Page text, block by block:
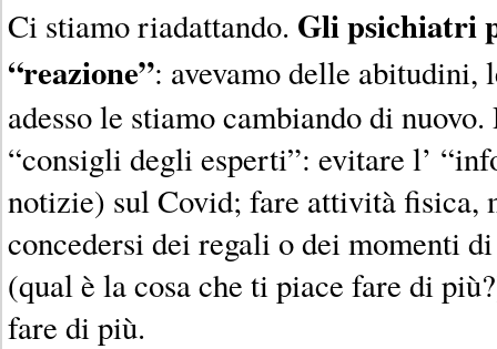
Ci stiamo riadattando. Gli psichiatri
“reazione”: avevamo delle abitudini,
adesso le stiamo cambiando di
“consigli degli esperti”: evitare l’
notizie) sul Covid; fare attività fisica,
concedersi dei regali o dei momenti di
(qual è la cosa che ti piace fare di
fare di più.